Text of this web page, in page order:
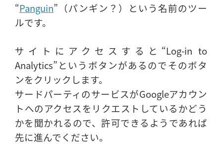
“Panguin”（パンギン？）という名前のツー
ルです。
サイトにアクセスすると“Log-in to
Analytics”というボタンがあるのでそのボタ
ンをクリックします。
サードパーティのサービスがGoogleアカウン
トへのアクセスをリクエストしているかどう
かを聞かれるので、許可できるようであれば
先に進んでください。